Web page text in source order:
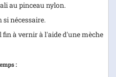
au pinceau nylon.
nécessaire.
fin à vernir à l'aide d'une mèche
: